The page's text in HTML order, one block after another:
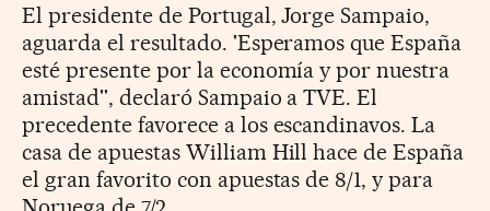
El presidente de Portugal, Jorge Sampaio,
aguarda el resultado. 'Esperamos que España
esté presente por la economía y por nuestra
amistad'', declaró Sampaio a TVE. El
precedente favorece a los escandinavos. La
casa de apuestas William Hill hace de España
el gran favorito con apuestas de 8/1, y para